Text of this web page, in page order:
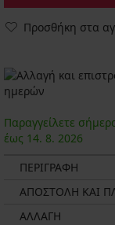
Προσθήκη στα
ημερών
Παραγγείλετε
έως 14. 8. 2026
ΠΕΡΙΓΡΑΦΗ
ΑΠΟΣΤΟΛΗ ΚΑΙ
ΑΛΛΑΓΗ